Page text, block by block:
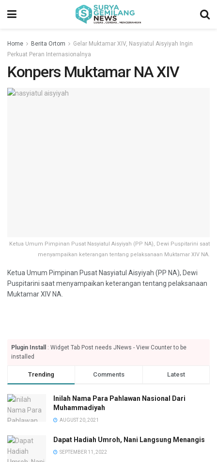
Home Berita Ortom
Gelar Muktamar XIV, Nasyiatul Aisyiyah Ingin
Perkuat Peran Internasionalnya
Konpers Muktamar NA XIV
Ketua Umum Pimpinan Pusat Nasyiatul Aisyiyah (PP NA), Dewi Puspitarini saat
menyampaikan keterangan tentang pelaksanaan Muktamar XIV NA.
Ketua Umum Pimpinan Pusat Nasyiatul Aisyiyah (PP NA), Dewi
Puspitarini saat menyampaikan keterangan tentang pelaksanaan
Muktamar XIV NA.
Plugin Install
: Widget Tab Post needs JNews - View Counter to be
installed
Trending Comments Latest
Inilah Nama Para Pahlawan Nasional Dari
Muhammadiyah
AUGUST 20, 2021
Dapat Hadiah Umroh, Nani Langsung Menangis
SEPTEMBER 11, 2022